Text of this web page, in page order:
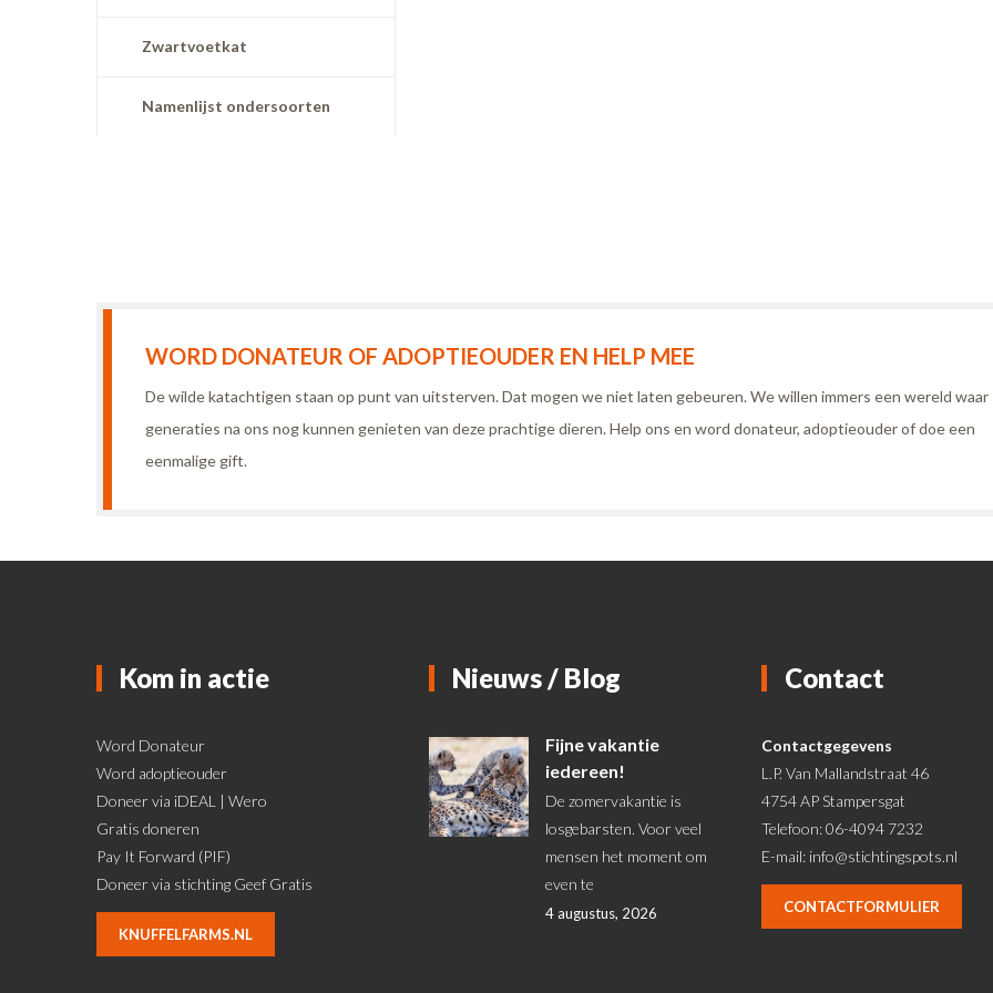
Zwartvoetkat
Namenlijst ondersoorten
WORD DONATEUR OF ADOPTIEOUDER EN HELP MEE
De wilde katachtigen staan op punt van uitsterven. Dat mogen we niet laten gebeuren. We willen immers een wereld waar
generaties na ons nog kunnen genieten van deze prachtige dieren. Help ons en word donateur, adoptieouder of doe een
eenmalige gift.
Kom in actie
Word Donateur
Word adoptieouder
Doneer via iDEAL | Wero
Gratis doneren
Pay It Forward (PIF)
Doneer via stichting Geef Gratis
KNUFFELFARMS.NL
Nieuws / Blog
Fijne vakantie
iedereen!
De zomervakantie is
losgebarsten. Voor veel
mensen het moment om
even te
4 augustus, 2026
Contact
Contactgegevens
L.P. Van Mallandstraat 46
4754 AP Stampersgat
Telefoon: 06-4094 7232
E-mail: info@stichtingspots.nl
CONTACTFORMULIER